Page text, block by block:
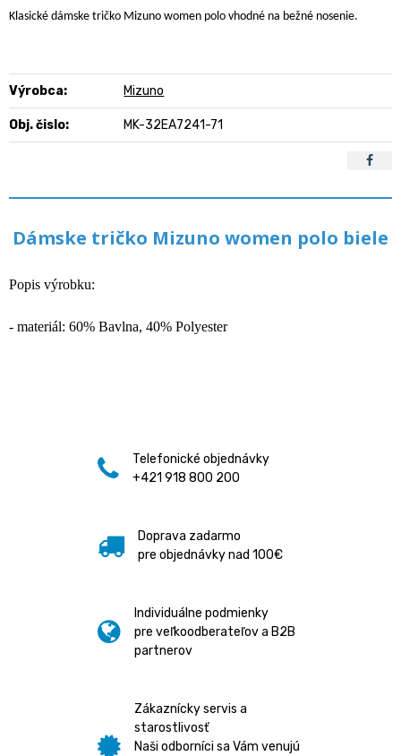
Klasické dámske tričko Mizuno women polo vhodné na bežné nosenie.
Výrobca: Mizuno
Obj. čislo: MK-32EA7241-71
Dámske tričko Mizuno women polo biele
Popis výrobku:
- materiál: 60% Bavlna, 40% Polyester
Telefonické objednávky
+421 918 800 200
Doprava zadarmo
pre objednávky nad 100€
Individuálne podmienky
pre veľkoodberateľov a B2B
partnerov
Zákaznícky servis a
starostlivosť
Naši odborníci sa Vám venujú